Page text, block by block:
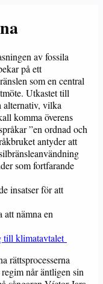
av fossila
på ett
som en central
Utkastet till
alternativ, vilka
komma överens
”en ordnad och
antyder att
som fortfarande
insatser för att
nämna en
till klimatavtalet
rättsprocesserna
når äntligen sin